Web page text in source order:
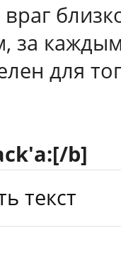
за
для
[/b]
текст